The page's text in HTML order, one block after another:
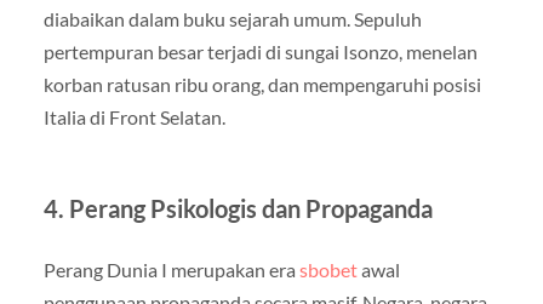
diabaikan dalam buku sejarah umum. Sepuluh
pertempuran besar terjadi di sungai Isonzo, menelan
korban ratusan ribu orang, dan mempengaruhi posisi
Italia di Front Selatan.
4. Perang Psikologis dan Propaganda
Perang Dunia I merupakan era sbobetawal